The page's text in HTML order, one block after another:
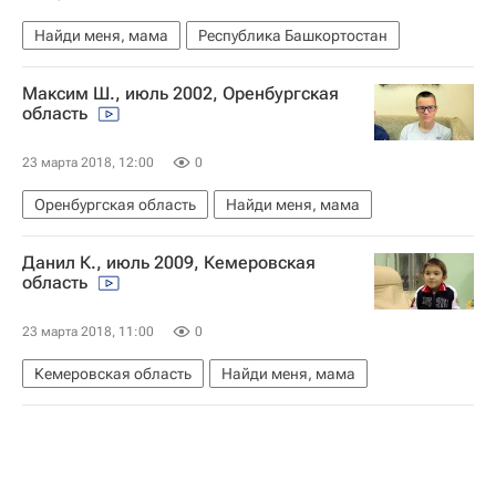
Найди меня, мама Республика Башкортостан
Максим Ш., июль 2002, Оренбургская
область
23 марта 2018, 12:00 0
Оренбургская область Найди меня, мама
Данил К., июль 2009, Кемеровская
область
23 марта 2018, 11:00 0
Кемеровская область Найди меня, мама